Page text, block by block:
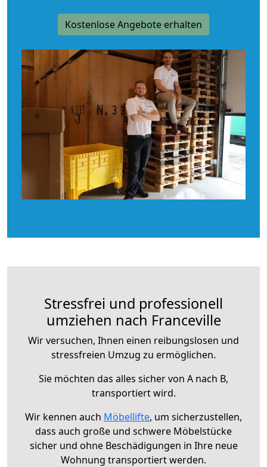
Kostenlose Angebote erhalten
Stressfrei und professionell
umziehen nach Franceville
Wir versuchen, Ihnen einen reibungslosen und
stressfreien Umzug zu ermöglichen.
Sie möchten das alles sicher von A nach B,
transportiert wird.
Wir kennen auch Möbellifte, um sicherzustellen,
dass auch große und schwere Möbelstücke
sicher und ohne Beschädigungen in Ihre neue
Wohnung transportiert werden.